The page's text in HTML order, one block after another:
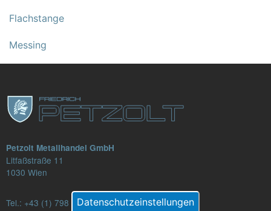
Flachstange
Messing
Petzolt Metallhandel GmbH
Litfaßstraße 11
1030 Wien
Tel.: +43 (1) 798 82 88-16Datenschutzeinstellungen